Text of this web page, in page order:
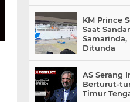
KM Prince
Saat
Samarinda,
Ditunda
AS Serang
Berturut-
Timur